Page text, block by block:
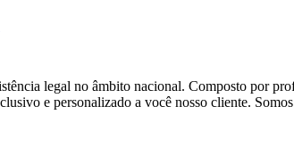
legal no âmbito nacional. Composto por
e personalizado a você nosso cliente.